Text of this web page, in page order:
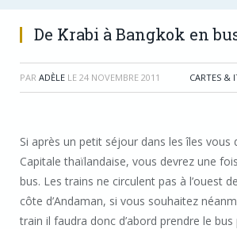
De Krabi à Bangkok en
PAR ADÈLE LE 24 NOVEMBRE 2011 CARTES &
Si après un petit séjour dans les îles vous
Capitale thaïlandaise, vous devrez une
bus. Les trains ne circulent pas à l’ouest
côte d’Andaman, si vous souhaitez
train il faudra donc d’abord prendre le